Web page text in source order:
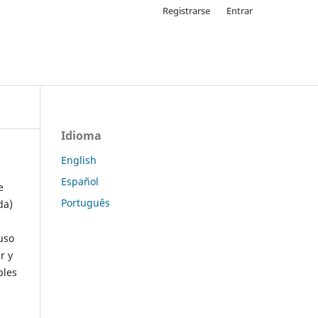
Registrarse Entrar
y
Idioma
English
Español
Português